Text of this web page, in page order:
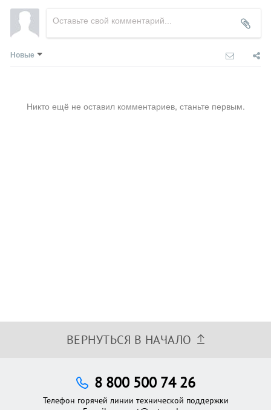
Новые
Никто ещё не оставил комментариев, станьте первым.
ВЕРНУТЬСЯ В НАЧАЛО
8 800 500 74 26
Телефон горячей линии технической поддержки